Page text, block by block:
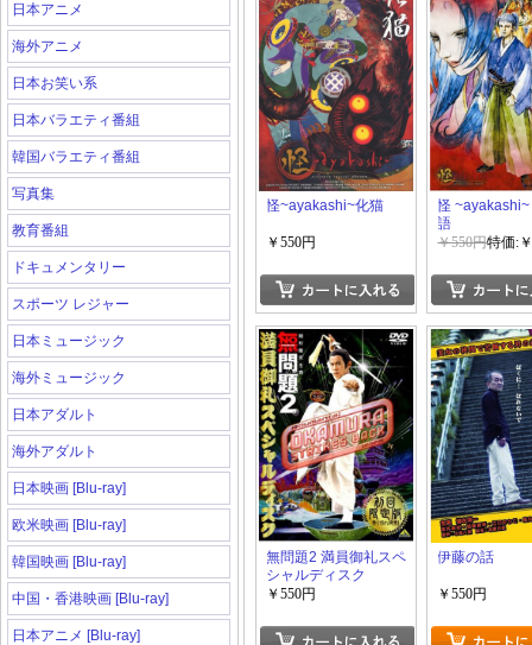
日本アニメ
海外アニメ
日本お笑い系
日本バラエティ番組
韓国バラエティ番組
写真集
教育番組
ドキュメンタリー
スポーツ レジャー
日本ミュージック
海外ミュージック
日本アダルト
海外アダルト
日本映画 [Blu-ray]
欧米映画 [Blu-ray]
韓国映画 [Blu-ray]
中国・香港映画 [Blu-ray]
日本アニメ [Blu-ray]
怪~ayakashi~化猫
￥550円
怪
語
￥550円特価:
無問題2 満員御礼スペ
シャルディスク
￥550円
伊藤の話
￥550円